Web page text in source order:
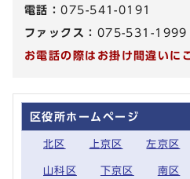
電話：075-541-0191
ファックス： 075-531-1999
お電話の際はお掛け間違いに
区役所ホームページ
北区 上京区 左京区
山科区 下京区 南区